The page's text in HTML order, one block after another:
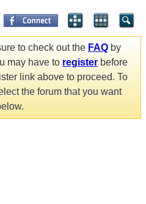
to check out the FAQ by
may have to register before
link above to proceed. To
the forum that you want